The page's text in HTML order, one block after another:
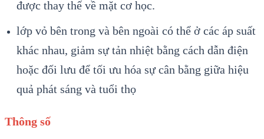
được thay thế về mặt cơ học.
lớp vỏ bên trong và bên ngoài có thể ở các áp suất
khác nhau, giảm sự tản nhiệt bằng cách dẫn điện
hoặc đối lưu để tối ưu hóa sự cân bằng giữa hiệu
quả phát sáng và tuổi thọ
Thông số